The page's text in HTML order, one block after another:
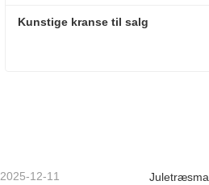
Kunstige kranse til salg
2025-12-11